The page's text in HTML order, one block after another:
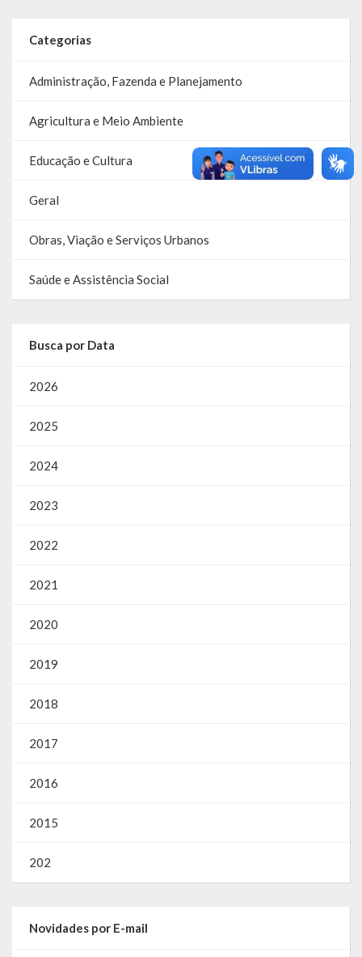
Categorias
Administração, Fazenda e Planejamento
Agricultura e Meio Ambiente
Educação e Cultura
Geral
Obras, Viação e Serviços Urbanos
Saúde e Assistência Social
Busca por Data
2026
2025
2024
2023
2022
2021
2020
2019
2018
2017
2016
2015
202
Novidades por E-mail